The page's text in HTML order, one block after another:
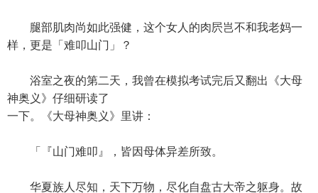
腿部肌肉尚如此强健，这个女人的肉屄岂不和我老妈一
样，更是「难叩山门」？
浴室之夜的第二天，我曾在模拟考试完后又翻出《大母
神奥义》仔细研读了
一下。《大母神奥义》里讲：
「『山门难叩』，皆因母体异差所致。
华夏族人尽知，天下万物，尽化自盘古大帝之躯身。故